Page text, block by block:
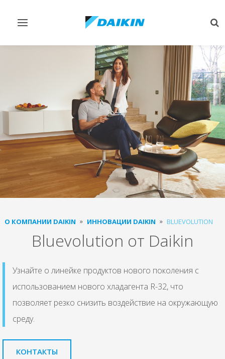
Переключить
О КОМПАНИИ DAIKIN ИННОВАЦИИ DAIKIN BLUEVOLUTION
Bluevolution от Daikin
Узнайте о линейке продуктов нового поколения с
использованием нового хладагента R-32, что
позволяет резко снизить воздействие на окружающую
среду.
КОНТАКТЫ